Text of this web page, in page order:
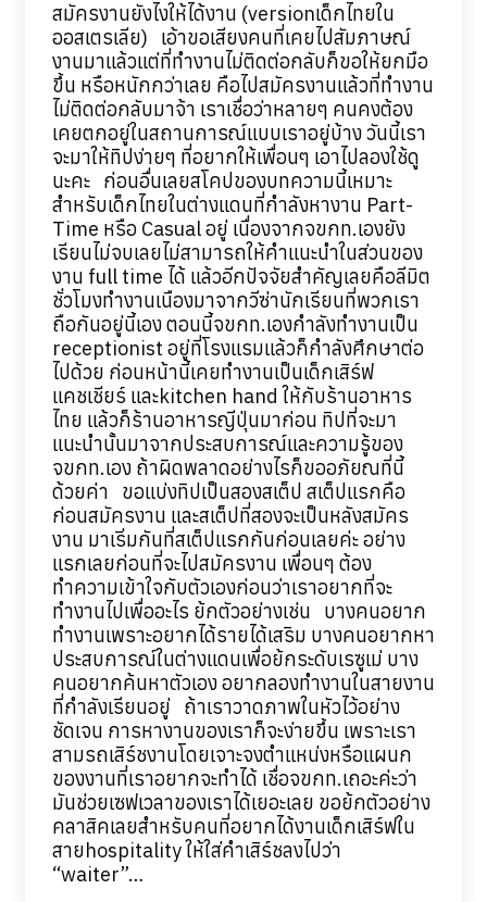
สมัครงานยังไงให้ได้งาน (versionเด็กไทยใน
ออสเตรเลีย) เอ้าขอเสียงคนที่เคยไปสัมภาษณ์
งานมาแล้วแต่ที่ทำงานไม่ติดต่อกลับก็ขอให้ยกมือ
ขึ้น หรือหนักกว่าเลย คือไปสมัครงานแล้วที่ทำงาน
ไม่ติดต่อกลับมาจ้า เราเชื่อว่าหลายๆ คนคงต้อง
เคยตกอยู่ในสถานการณ์แบบเราอยู่บ้าง วันนี้เรา
จะมาให้ทิปง่ายๆ ที่อยากให้เพื่อนๆ เอาไปลองใช้ดู
นะคะ ก่อนอื่นเลยสโคปของบทความนี้เหมาะ
สำหรับเด็กไทยในต่างแดนที่กำลังหางาน Part-
Time หรือ Casual อยู่ เนื่องจากจขกท.เองยัง
เรียนไม่จบเลยไม่สามารถให้คำแนะนำในส่วนของ
งาน full time ได้ แล้วอีกปัจจัยสำคัญเลยคือลีมิต
ชั่วโมงทำงานเนืองมาจากวีซ่านักเรียนที่พวกเรา
ถือกันอยู่นี้เอง ตอนนี้จขกท.เองกำลังทำงานเป็น
receptionist อยู่ที่โรงแรมแล้วก็กำลังศึกษาต่อ
ไปด้วย ก่อนหน้านี้เคยทำงานเป็นเด็กเสิร์ฟ
แคชเชียร์ และkitchen hand ให้กับร้านอาหาร
ไทย แล้วก็ร้านอาหารญีปุ่นมาก่อน ทิปที่จะมา
แนะนำนั้นมาจากประสบการณ์และความรู้ของ
จขกท.เอง ถ้าผิดพลาดอย่างไรก็ขออภัยณที่นี้
ด้วยค่า ขอแบ่งทิปเป็นสองสเต็ป สเต็ปแรกคือ
ก่อนสมัครงาน และสเต็ปที่สองจะเป็นหลังสมัคร
งาน มาเริ่มกันที่สเต็ปแรกกันก่อนเลยค่ะ อย่าง
แรกเลยก่อนที่จะไปสมัครงาน เพื่อนๆ ต้อง
ทำความเข้าใจกับตัวเองก่อนว่าเราอยากที่จะ
ทำงานไปเพื่ออะไร ย้กตัวอย่างเช่น บางคนอยาก
ทำงานเพราะอยากได้รายได้เสริม บางคนอยากหา
ประสบการณ์ในต่างแดนเพื่อย้กระดับเรซูเม่ บาง
คนอยากค้นหาตัวเอง อยากลองทำงานในสายงาน
ที่กำลังเรียนอยู่ ถ้าเราวาดภาพในหัวไว้อย่าง
ชัดเจน การหางานของเราก็จะง่ายขึ้น เพราะเรา
สามรถเสิร์ชงานโดยเจาะจงตำแหน่งหรือแผนก
ของงานที่เราอยากจะทำได้ เชื่อจขกท.เถอะค่ะว่า
มันช่วยเซฟเวลาของเราได้เยอะเลย ขอย้กตัวอย่าง
คลาสิคเลยสำหรับคนที่อยากได้งานเด็กเสิร์ฟใน
สายhospitality ให้ใส่คำเสิร์ชลงไปว่า
“waiter”…